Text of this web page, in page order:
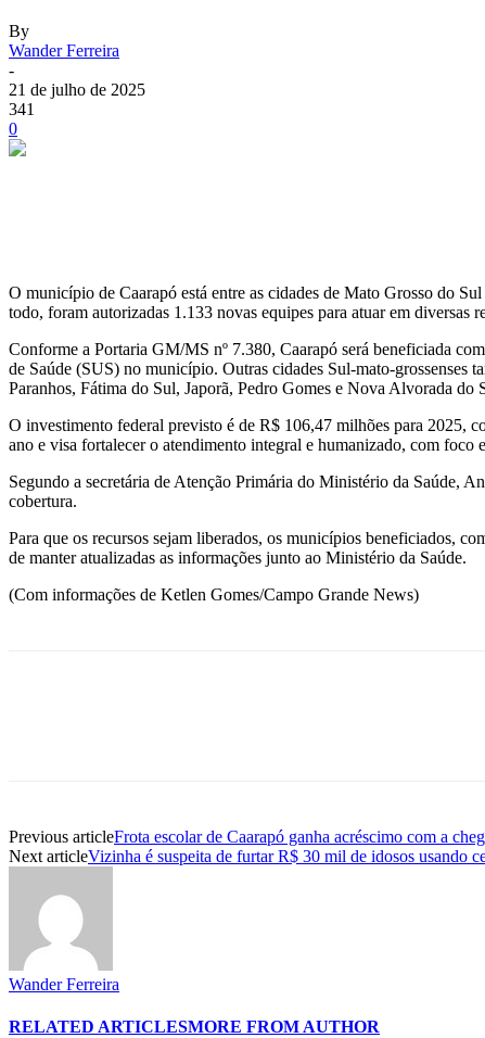
By
Wander Ferreira
-
21 de julho de 2025
341
0
O município de Caarapó está entre as cidades de Mato Grosso do
todo, foram autorizadas 1.133 novas equipes para atuar em diversas
Conforme a Portaria GM/MS nº 7.380, Caarapó será beneficiada
de Saúde (SUS) no município. Outras cidades Sul-mato-grossenses
Paranhos, Fátima do Sul, Japorã, Pedro Gomes e Nova Alvorada do
O investimento federal previsto é de R$ 106,47 milhões para 2025,
ano e visa fortalecer o atendimento integral e humanizado, com foco
Segundo a secretária de Atenção Primária do Ministério da Saúde,
cobertura.
Para que os recursos sejam liberados, os municípios beneficiados,
de manter atualizadas as informações junto ao Ministério da Saúde.
(Com informações de Ketlen Gomes/Campo Grande News)
Previous articleFrota escolar de Caarapó ganha acréscimo com a
Next articleVizinha é suspeita de furtar R$ 30 mil de idosos usando
Wander Ferreira
RELATED ARTICLESMORE FROM AUTHOR